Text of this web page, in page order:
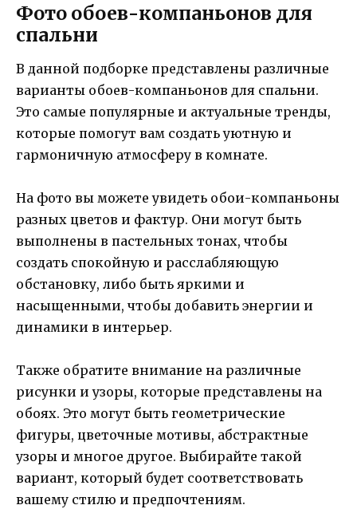
Фото обоев-компаньонов для
спальни
В данной подборке представлены различные
варианты обоев-компаньонов для спальни.
Это самые популярные и актуальные тренды,
которые помогут вам создать уютную и
гармоничную атмосферу в комнате.
На фото вы можете увидеть обои-компаньоны
разных цветов и фактур. Они могут быть
выполнены в пастельных тонах, чтобы
создать спокойную и расслабляющую
обстановку, либо быть яркими и
насыщенными, чтобы добавить энергии и
динамики в интерьер.
Также обратите внимание на различные
рисунки и узоры, которые представлены на
обоях. Это могут быть геометрические
фигуры, цветочные мотивы, абстрактные
узоры и многое другое. Выбирайте такой
вариант, который будет соответствовать
вашему стилю и предпочтениям.